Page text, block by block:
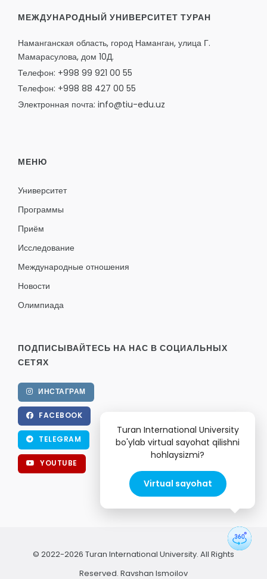
МЕЖДУНАРОДНЫЙ УНИВЕРСИТЕТ ТУРАН
Наманганская область, город Наманган, улица Г.
Мамарасулова, дом 10Д.
Телефон: +998 99 921 00 55
Телефон: +998 88 427 00 55
Электронная почта: info@tiu-edu.uz
МЕНЮ
Университет
Программы
Приём
Исследование
Международные отношения
Новости
Олимпиада
ПОДПИСЫВАЙТЕСЬ НА НАС В СОЦИАЛЬНЫХ
СЕТЯХ
ИНСТАГРАМ
FACEBOOK
TELEGRAM
YOUTUBE
© 2022-2026 Turan International University. All Rights
Reserved. Ravshan Ismoilov
Turan International University
bo'ylab virtual sayohat qilishni
hohlaysizmi?
Virtual sayohat